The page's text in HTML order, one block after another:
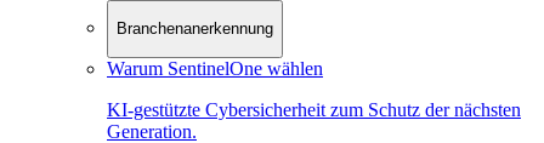
Branchenanerkennung
Warum SentinelOne wählen
KI-gestützte Cybersicherheit zum Schutz der nächsten
Generation.